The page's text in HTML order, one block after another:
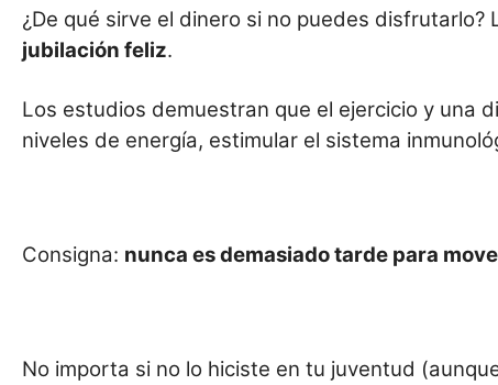
¿De qué sirve el dinero si no puedes
jubilación feliz.
Los estudios demuestran que el ejercicio y una
niveles de energía, estimular el sistema
Consigna: nunca es demasiado tarde para
No importa si no lo hiciste en tu juventud